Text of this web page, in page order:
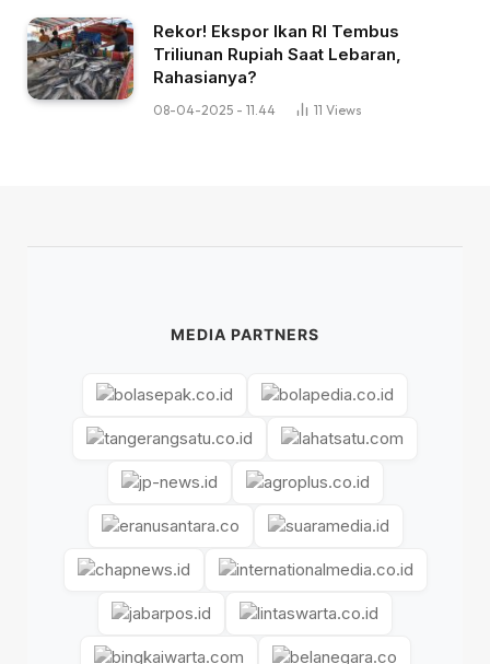
Rekor! Ekspor Ikan RI Tembus
Triliunan Rupiah Saat Lebaran,
Rahasianya?
08-04-2025 - 11.44 11 Views
MEDIA PARTNERS